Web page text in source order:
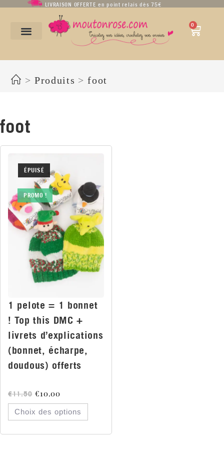
LIVRAISON OFFERTE en point relais dès 75€
0
> Produits > foot
foot
ÉPUISÉ
PROMO !
1 pelote = 1 bonnet
! Top this DMC +
livrets d’explications
(bonnet, écharpe,
doudous) offerts
€11.50 €10.00
Choix des options